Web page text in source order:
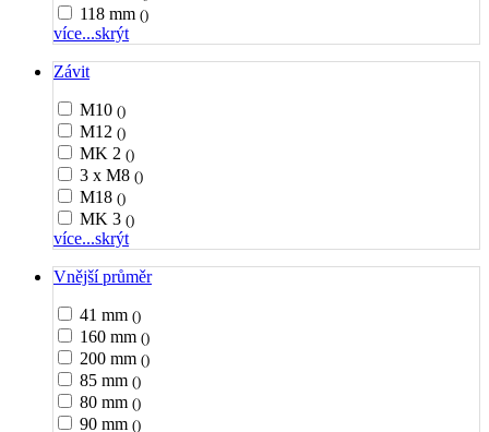
118 mm ()
více...skrýt
Závit
M10 ()
M12 ()
MK 2 ()
3 x M8 ()
M18 ()
MK 3 ()
více...skrýt
Vnější průměr
41 mm ()
160 mm ()
200 mm ()
85 mm ()
80 mm ()
90 mm ()